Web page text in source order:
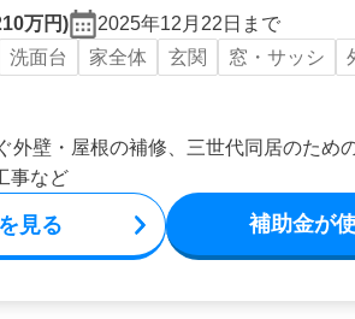
万円)
2025年12月22日まで
洗面台 家全体 玄関 窓・サッシ
外壁・屋根の補修、三世代同居のため
事など
見る 補助金が